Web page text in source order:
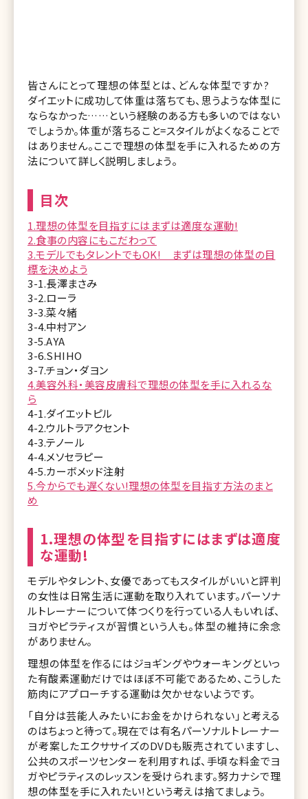
皆さんにとって理想の体型とは、どんな体型ですか?
ダイエットに成功して体重は落ちても、思うような体型に
ならなかった……という経験のある方も多いのではない
でしょうか。体重が落ちること=スタイルがよくなることで
はありません。ここで理想の体型を手に入れるための方
法について詳しく説明しましょう。
目次
1.理想の体型を目指すにはまずは適度な運動!
2.食事の内容にもこだわって
3.モデルでもタレントでもOK! まずは理想の体型の目
標を決めよう
3-1.長澤まさみ
3-2.ローラ
3-3.菜々緒
3-4.中村アン
3-5.AYA
3-6.SHIHO
3-7.チョン・ダヨン
4.美容外科・美容皮膚科で理想の体型を手に入れるな
ら
4-1.ダイエットピル
4-2.ウルトラアクセント
4-3.テノール
4-4.メソセラピー
4-5.カーボメッド注射
5.今からでも遅くない!理想の体型を目指す方法のまと
め
1.理想の体型を目指すにはまずは適度
な運動!
モデルやタレント、女優であってもスタイルがいいと評判
の女性は日常生活に運動を取り入れています。パーソナ
ルトレーナーについて体つくりを行っている人もいれば、
ヨガやピラティスが習慣という人も。体型の維持に余念
がありません。
理想の体型を作るにはジョギングやウォーキングといっ
た有酸素運動だけではほぼ不可能であるため、こうした
筋肉にアプローチする運動は欠かせないようです。
「自分は芸能人みたいにお金をかけられない」と考える
のはちょっと待って。現在では有名パーソナルトレーナー
が考案したエクササイズのDVDも販売されていますし、
公共のスポーツセンターを利用すれば、手頃な料金でヨ
ガやピラティスのレッスンを受けられます。努力ナシで理
想の体型を手に入れたい!という考えは捨てましょう。